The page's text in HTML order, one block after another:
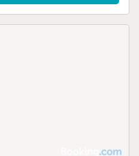
heteluchtverwarming.